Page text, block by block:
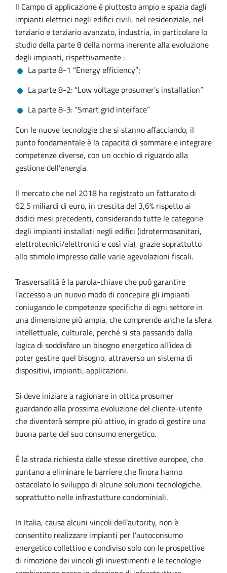
Il Campo di applicazione è piuttosto ampio e spazia dagli
impianti elettrici negli edifici civili, nel residenziale, nel
terziario e terziario avanzato, industria, in particolare lo
studio della parte 8 della norma inerente alla evoluzione
degli impianti, rispettivamente :
La parte 8-1 “Energy efficiency”;
La parte 8-2: “Low voltage prosumer's installation”
La parte 8-3: “Smart grid interface”
Con le nuove tecnologie che si stanno affacciando, il
punto fondamentale è la capacità di sommare e integrare
competenze diverse, con un occhio di riguardo alla
gestione dell’energia.
Il mercato che nel 2018 ha registrato un fatturato di
62,5 miliardi di euro, in crescita del 3,6% rispetto ai
dodici mesi precedenti, considerando tutte le categorie
degli impianti installati negli edifici (idrotermosanitari,
elettrotecnici/elettronici e così via), grazie soprattutto
allo stimolo impresso dalle varie agevolazioni fiscali.
Trasversalità è la parola-chiave che può garantire
l’accesso a un nuovo modo di concepire gli impianti
coniugando le competenze specifiche di ogni settore in
una dimensione più ampia, che comprende anche la sfera
intellettuale, culturale, perché si sta passando dalla
logica di soddisfare un bisogno energetico all’idea di
poter gestire quel bisogno, attraverso un sistema di
dispositivi, impianti, applicazioni.
Si deve iniziare a ragionare in ottica prosumer
guardando alla prossima evoluzione del cliente-utente
che diventerà sempre più attivo, in grado di gestire una
buona parte del suo consumo energetico.
È la strada richiesta dalle stesse direttive europee, che
puntano a eliminare le barriere che finora hanno
ostacolato lo sviluppo di alcune soluzioni tecnologiche,
soprattutto nelle infrastutture condominiali.
In Italia, causa alcuni vincoli dell’autority, non è
consentito realizzare impianti per l’autoconsumo
energetico collettivo e condiviso solo con le prospettive
di rimozione dei vincoli gli investimenti e le tecnologie